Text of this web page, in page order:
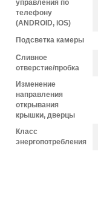
управления по
телефону
(ANDROID, iOS)
Подсветка камеры
Сливное
отверстие/пробка
Изменение
направления
открывания
крышки, дверцы
Класс
энергопотребления